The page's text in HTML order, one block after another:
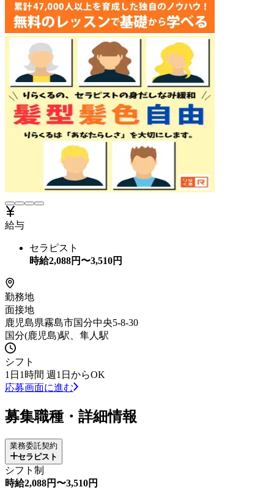
給与
セラピスト
時給2,088円〜3,510円
勤務地
面接地
鹿児島県霧島市国分中央5-8-30
国分(鹿児島)駅、隼人駅
シフト
1日1時間 週1日からOK
応募画面に進む
募集職種・詳細情報
業務委託契約
セラピスト
シフト制
時給2,088円〜3,510円